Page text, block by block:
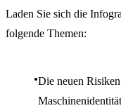
Laden Sie sich die
folgende Themen:
Die neuen